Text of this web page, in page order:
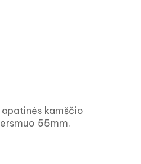
kamščio
55mm.